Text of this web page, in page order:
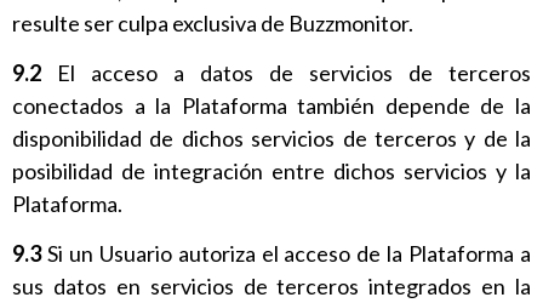
resulte ser culpa exclusiva de Buzzmonitor.
9.2 El acceso a datos de servicios de terceros
conectados a la Plataforma también depende de la
disponibilidad de dichos servicios de terceros y de la
posibilidad de integración entre dichos servicios y la
Plataforma.
9.3Si un Usuario autoriza el acceso de la Plataforma a
sus datos en servicios de terceros integrados en la